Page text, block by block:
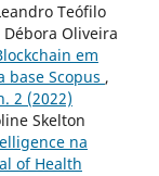
Teófilo
Débora Oliveira
em
base Scopus ,
2 (2022)
Skelton
na
of Health